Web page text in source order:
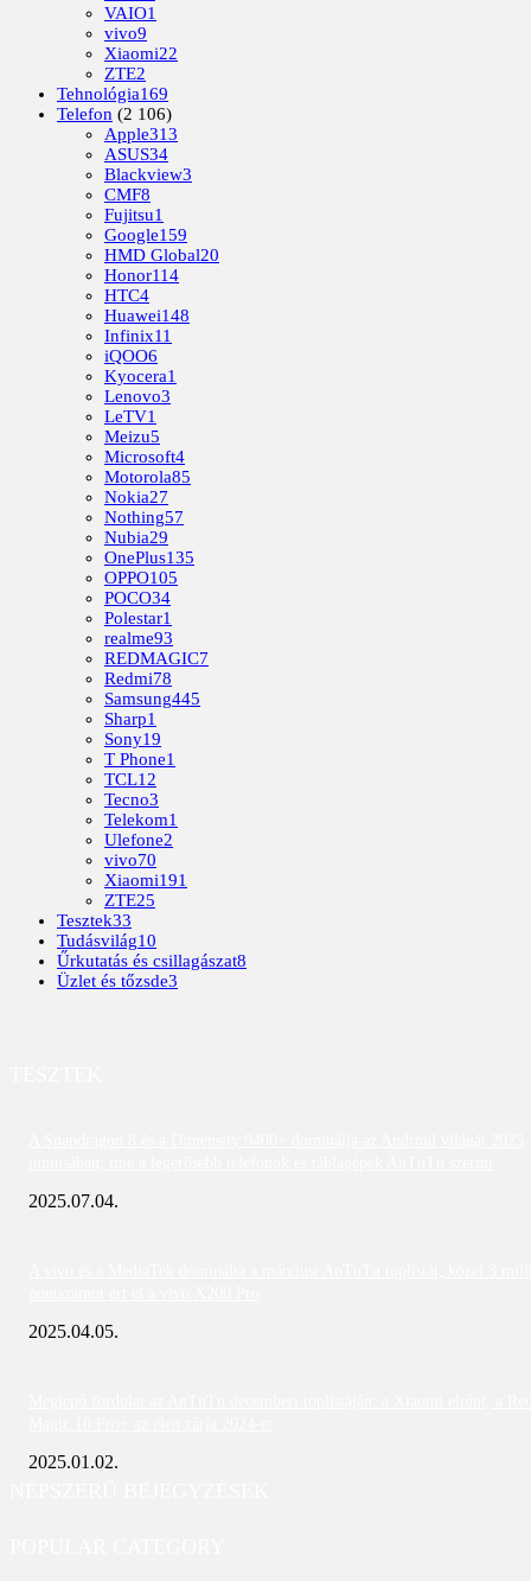
VAIO1
vivo9
Xiaomi22
ZTE2
Tehnológia169
Telefon (2 106)
Apple313
ASUS34
Blackview3
CMF8
Fujitsu1
Google159
HMD Global20
Honor114
HTC4
Huawei148
Infinix11
iQOO6
Kyocera1
Lenovo3
LeTV1
Meizu5
Microsoft4
Motorola85
Nokia27
Nothing57
Nubia29
OnePlus135
OPPO105
POCO34
Polestar1
realme93
REDMAGIC7
Redmi78
Samsung445
Sharp1
Sony19
T Phone1
TCL12
Tecno3
Telekom1
Ulefone2
vivo70
Xiaomi191
ZTE25
Tesztek33
Tudásvilág10
Űrkutatás és csillagászat8
Üzlet és tőzsde3
2025.07.04.
2025.04.05.
2025.01.02.